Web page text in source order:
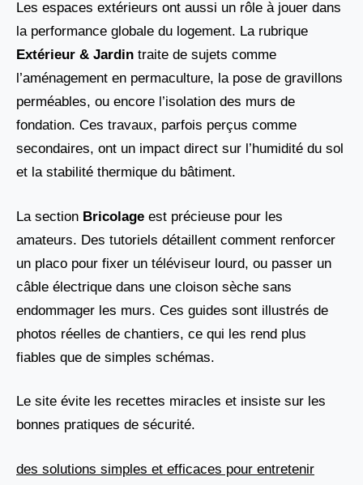
Les espaces extérieurs ont aussi un rôle à jouer dans
la performance globale du logement. La rubrique
Extérieur & Jardin traite de sujets comme
l’aménagement en permaculture, la pose de gravillons
perméables, ou encore l’isolation des murs de
fondation. Ces travaux, parfois perçus comme
secondaires, ont un impact direct sur l’humidité du sol
et la stabilité thermique du bâtiment.
La section Bricolage est précieuse pour les
amateurs. Des tutoriels détaillent comment renforcer
un placo pour fixer un téléviseur lourd, ou passer un
câble électrique dans une cloison sèche sans
endommager les murs. Ces guides sont illustrés de
photos réelles de chantiers, ce qui les rend plus
fiables que de simples schémas.
Le site évite les recettes miracles et insiste sur les
bonnes pratiques de sécurité.
des solutions simples et efficaces pour entretenir